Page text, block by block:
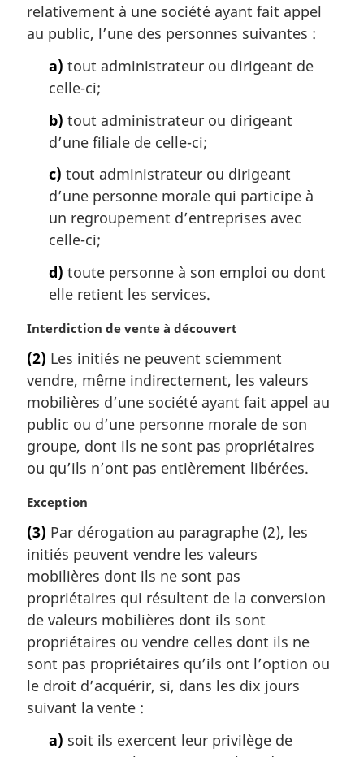
relativement à une société ayant fait appel
au public, l’une des personnes suivantes :
a) tout administrateur ou dirigeant de
celle-ci;
b) tout administrateur ou dirigeant
d’une filiale de celle-ci;
c) tout administrateur ou dirigeant
d’une personne morale qui participe à
un regroupement d’entreprises avec
celle-ci;
d) toute personne à son emploi ou dont
elle retient les services.
N
t
e
m
a
r
g
i
a
l
e
:
Interdiction de vente à découvert
(2) Les initiés ne peuvent sciemment
vendre, même indirectement, les valeurs
mobilières d’une société ayant fait appel au
public ou d’une personne morale de son
groupe, dont ils ne sont pas propriétaires
ou qu’ils n’ont pas entièrement libérées.
N
t
e
m
a
r
g
i
n
a
e
Exception
(3) Par dérogation au paragraphe (2), les
initiés peuvent vendre les valeurs
mobilières dont ils ne sont pas
propriétaires qui résultent de la conversion
de valeurs mobilières dont ils sont
propriétaires ou vendre celles dont ils ne
sont pas propriétaires qu’ils ont l’option ou
le droit d’acquérir, si, dans les dix jours
suivant la vente :
a) soit ils exercent leur privilège de